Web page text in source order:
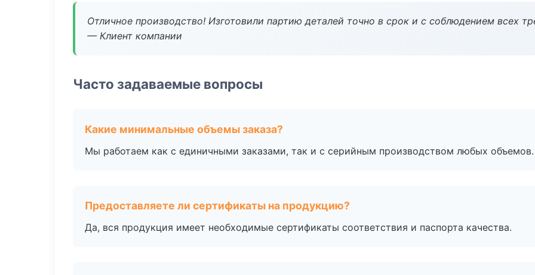
Отличное производство! Изготовили партию деталей точно в срок и с соблюдением всех
— Клиент компании
Часто задаваемые вопросы
Какие минимальные объемы заказа?
Мы работаем как с единичными заказами, так и с серийным производством любых объемов.
Предоставляете ли сертификаты на продукцию?
Да, вся продукция имеет необходимые сертификаты соответствия и паспорта качества.